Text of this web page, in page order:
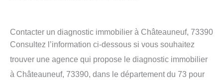
Contacter un diagnostic immobilier à Châteauneuf, 73390
Consultez l’information ci-dessous si vous souhaitez
trouver une agence qui propose le diagnostic immobilier
à Châteauneuf, 73390, dans le département du 73 pour